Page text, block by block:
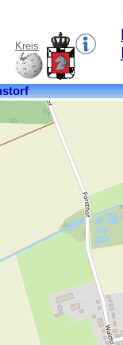
Kreis
km²
Einwohner:
639
Ortsteile: